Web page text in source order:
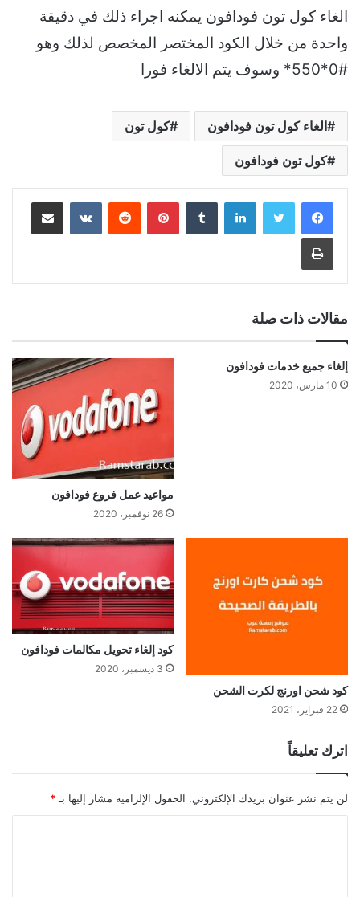
الغاء كول تون فودافون يمكنه اجراء ذلك في دقيقة
واحدة من خلال الكود المختصر المخصص لذلك وهو
#0*550* وسوف يتم الالغاء فورا
الغاء كول تون فودافون كول تون
كول تون فودافون
لينكدإن بينتيريست مشاركة عبر البريد
طباعة
مقالات ذات صلة
إلغاء جميع خدمات فودافون
10 مارس، 2020
مواعيد عمل فروع فودافون
26 نوفمبر، 2020
كود شحن اورنج لكرت الشحن
22 فبراير، 2021
كود إلغاء تحويل مكالمات فودافون
3 ديسمبر، 2020
اترك تعليقاً
لن يتم نشر عنوان بريدك الإلكتروني. الحقول الإلزامية مشار إليها بـ *